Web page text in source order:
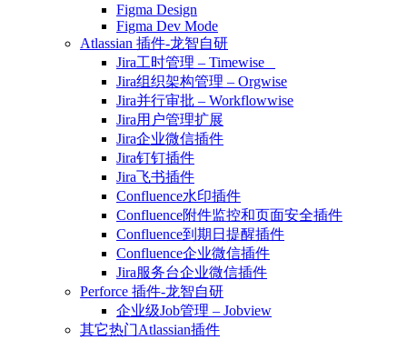
Figma Design
Figma Dev Mode
Atlassian 插件-龙智自研
Jira工时管理 – Timewise
Jira组织架构管理 – Orgwise
Jira并行审批 – Workflowwise
Jira用户管理扩展
Jira企业微信插件
Jira钉钉插件
Jira飞书插件
Confluence水印插件
Confluence附件监控和页面安全插件
Confluence到期日提醒插件
Confluence企业微信插件
Jira服务台企业微信插件
Perforce 插件-龙智自研
企业级Job管理 – Jobview
其它热门Atlassian插件